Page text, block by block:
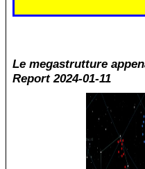
Le megastrutture
Report 2024-01-11